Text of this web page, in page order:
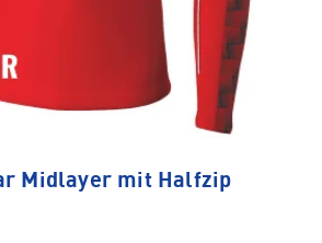
Midlayer mit Halfzip